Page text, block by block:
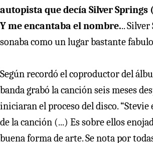
autopista que decía Silver
Y me encantaba el nombre...
sonaba como un lugar bastante
Según recordó el coproductor del
banda grabó la canción seis meses
iniciaran el proceso del disco. “Stevie
de la canción (...) Es sobre ellos
buena forma de arte. Se nota por